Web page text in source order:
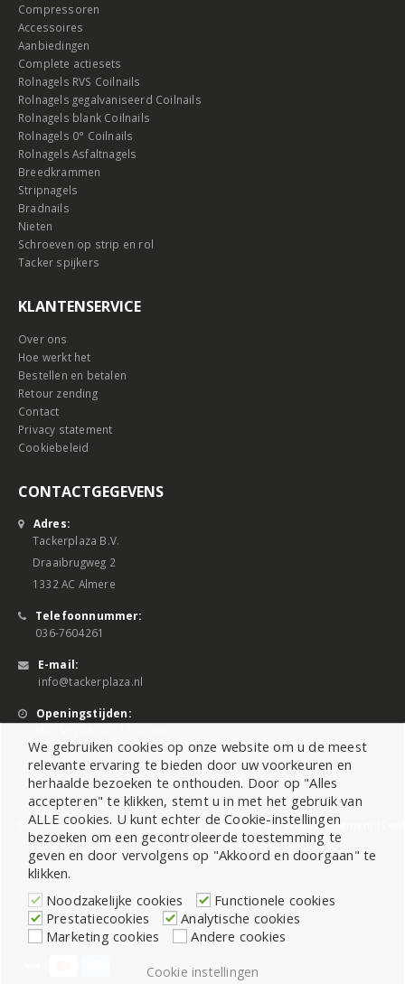
Compressoren
Accessoires
Aanbiedingen
Complete actiesets
Rolnagels RVS Coilnails
Rolnagels gegalvaniseerd Coilnails
Rolnagels blank Coilnails
Rolnagels 0° Coilnails
Rolnagels Asfaltnagels
Breedkrammen
Stripnagels
Bradnails
Nieten
Schroeven op strip en rol
Tacker spijkers
KLANTENSERVICE
Over ons
Hoe werkt het
Bestellen en betalen
Retour zending
Contact
Privacy statement
Cookiebeleid
CONTACTGEGEVENS
Adres:
Tackerplaza B.V.
Draaibrugweg 2
1332 AC Almere
Telefoonnummer:
036-7604261
E-mail:
info@tackerplaza.nl
Openingstijden:
©2026 All Rights Reserved |Sitemap|Cookiebeleid|Privacy Statement
We gebruiken cookies op onze website om u de meest
relevante ervaring te bieden door uw voorkeuren en
herhaalde bezoeken te onthouden. Door op "Alles
accepteren" te klikken, stemt u in met het gebruik van
ALLE cookies. U kunt echter de Cookie-instellingen
bezoeken om een gecontroleerde toestemming te
geven en door vervolgens op "Akkoord en doorgaan" te
klikken.
Noodzakelijke cookies
Functionele cookies
Prestatiecookies
Analytische cookies
Marketing cookies
Andere cookies
Cookie instellingen